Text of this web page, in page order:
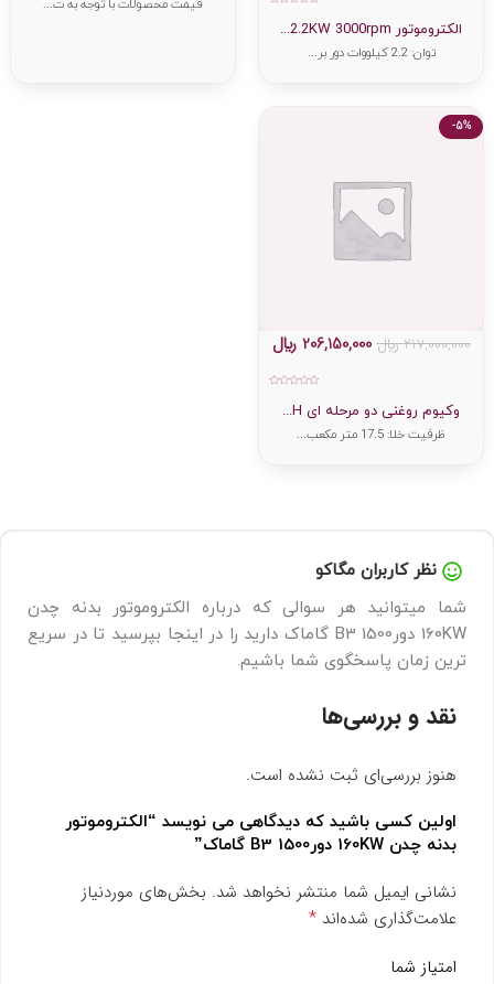
الکتروموتور 2.2KW 3000rpm...
توان: 2.2 کیلووات دور بر...
قیمت محصولات با توجه به ت...
-5%
وکیوم روغنی دو مرحله ای H...
217,000,000﷼ 206,150,000 ﷼
ظرفیت خلا: 17.5 متر مکعب...
نظر کاربران مگاکو
شما میتوانید هر سوالی که درباره الکتروموتور بدنه چدن
160KW دور1500 B3 گاماک دارید را در اینجا بپرسید تا در سریع
ترین زمان پاسخگوی شما باشیم.
نقد و بررسی‌ها
هنوز بررسی‌ای ثبت نشده است.
اولین کسی باشید که دیدگاهی می نویسد “الکتروموتور
بدنه چدن 160KW دور1500 B3 گاماک”
نشانی ایمیل شما منتشر نخواهد شد. بخش‌های موردنیاز
علامت‌گذاری شده‌اند *
امتیاز شما